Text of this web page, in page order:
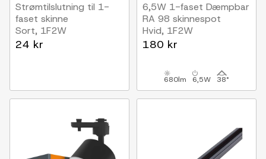
Strømtilslutning til 1-
faset skinne
Sort, 1F2W
24 kr
6,5W 1-faset Dæmpbar
RA 98 skinnespot
Hvid, 1F2W
180 kr
680lm 6,5W 38°